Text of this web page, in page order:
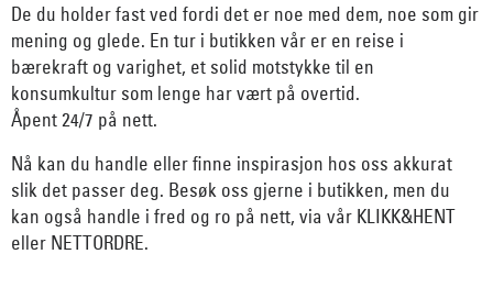
De du holder fast ved fordi det er noe med dem, noe som gir
mening og glede. En tur i butikken vår er en reise i
bærekraft og varighet, et solid motstykke til en
konsumkultur som lenge har vært på overtid.
Åpent 24/7 på nett.
Nå kan du handle eller finne inspirasjon hos oss akkurat
slik det passer deg. Besøk oss gjerne i butikken, men du
kan også handle i fred og ro på nett, via vår KLIKK&HENT
eller NETTORDRE.